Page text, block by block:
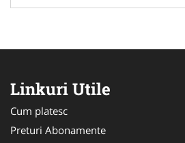
Linkuri Utile
Cum platesc
Preturi Abonamente